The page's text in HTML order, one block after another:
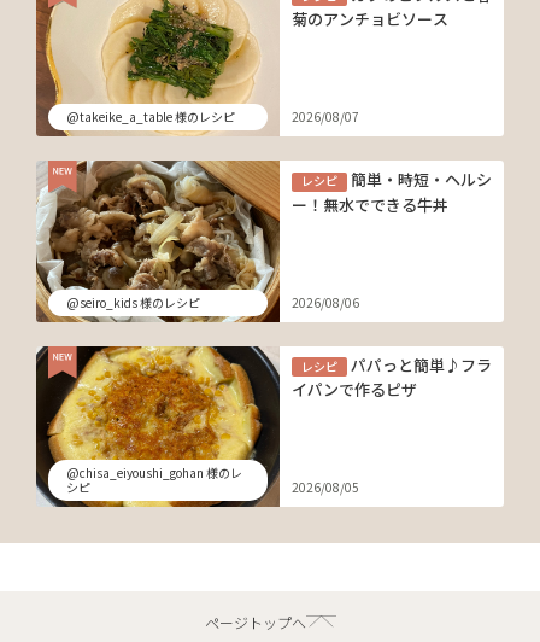
@takeike_a_table 様のレシピ
菊のアンチョビソース
2026/08/07
@seiro_kids 様のレシピ
レシピ
簡単・時短・ヘルシ
ー！無水でできる牛丼
2026/08/06
@chisa_eiyoushi_gohan 様のレ
シピ
レシピ
パパっと簡単♪フラ
イパンで作るピザ
2026/08/05
ページトップへ